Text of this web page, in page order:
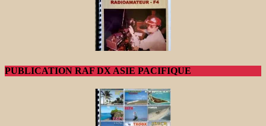
PUBLICATION RAF DX ASIE PACIFIQUE